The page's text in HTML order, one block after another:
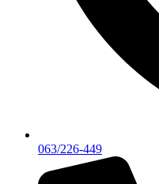
063/226-449